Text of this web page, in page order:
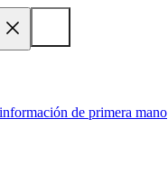
de primera mano